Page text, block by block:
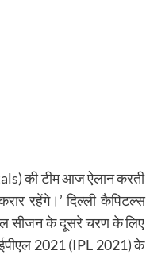
की टीम आज ऐलान करती
रहेंगे।’ दिल्ली कैपिटल्स
सीजन के दूसरे चरण के लिए
2021 (IPL 2021) के